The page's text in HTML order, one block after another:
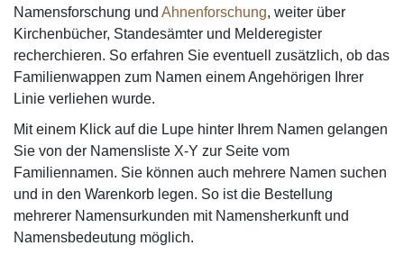
Namensforschung und Ahnenforschung, weiter über
Kirchenbücher, Standesämter und Melderegister
recherchieren. So erfahren Sie eventuell zusätzlich, ob das
Familienwappen zum Namen einem Angehörigen Ihrer
Linie verliehen wurde.
Mit einem Klick auf die Lupe hinter Ihrem Namen gelangen
Sie von der Namensliste X-Y zur Seite vom
Familiennamen. Sie können auch mehrere Namen suchen
und in den Warenkorb legen. So ist die Bestellung
mehrerer Namensurkunden mit Namensherkunft und
Namensbedeutung möglich.